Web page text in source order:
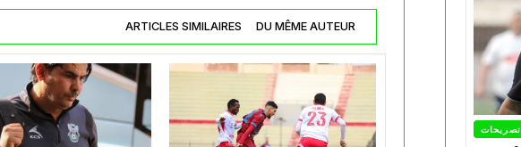
ARTICLES SIMILAIRES DU MÊME AUTEUR
تصريحات